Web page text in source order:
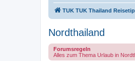
TUK TUK Thailand
Nordthailand
Forumsregeln
Alles zum Thema Urlaub in